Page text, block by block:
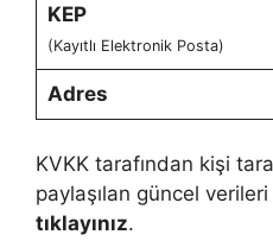
KEP
(Kayıtlı Elektronik Posta)
Adres
KVKK tarafından kişi
paylaşılan güncel
tıklayınız.